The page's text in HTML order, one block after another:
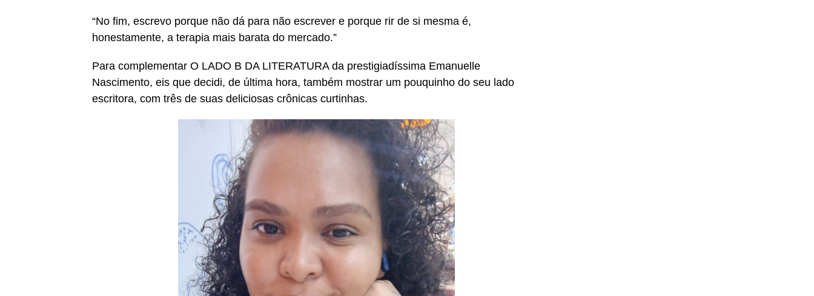
“No fim, escrevo porque não dá para não escrever e porque rir de si mesma é,
honestamente, a terapia mais barata do mercado.”
Para complementar O LADO B DA LITERATURA da prestigiadíssima Emanuelle
Nascimento, eis que decidi, de última hora, também mostrar um pouquinho do seu lado
escritora, com três de suas deliciosas crônicas curtinhas.